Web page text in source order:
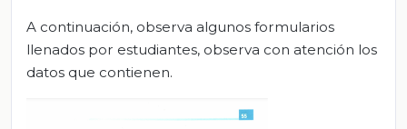
A continuación, observa algunos formularios
llenados por estudiantes, observa con atención los
datos que contienen.